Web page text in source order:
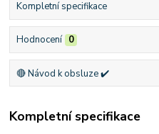
Kompletní specifikace
Hodnocení 0
🔴 Návod k obsluze ✔️
Kompletní specifikace